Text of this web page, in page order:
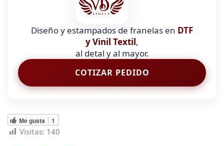
Diseño y estampados de franelas en DTF
y Vinil Textil,
al detal y al mayor.
COTIZAR PEDIDO
Me gusta 1
Visitas: 140